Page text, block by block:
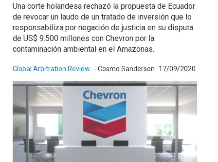
Una corte holandesa rechazó la propuesta de Ecuador
de revocar un laudo de un tratado de inversión que lo
responsabiliza por negación de justicia en su disputa
de US$ 9.500 millones con Chevron por la
contaminación ambiental en el Amazonas.
Global Arbitration Review - Cosmo Sanderson 17/09/2020